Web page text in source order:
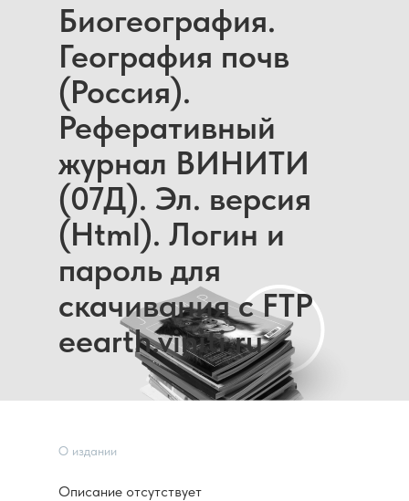
Биогеография.
География почв
(Россия).
Реферативный
журнал ВИНИТИ
(07Д). Эл. версия
(Html). Логин и
пароль для
скачивания с FTP
eearth.viniti.ru
О издании
Описание отсутствует